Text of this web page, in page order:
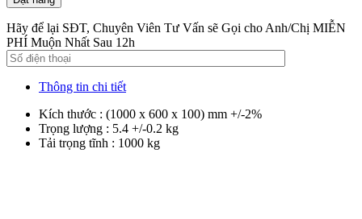
Hãy để lại SĐT, Chuyên Viên Tư Vấn sẽ Gọi cho Anh/Chị MIỄN
PHÍ Muộn Nhất Sau 12h
Thông tin chi tiết
Kích thước : (1000 x 600 x 100) mm +/-2%
Trọng lượng : 5.4 +/-0.2 kg
Tải trọng tĩnh : 1000 kg